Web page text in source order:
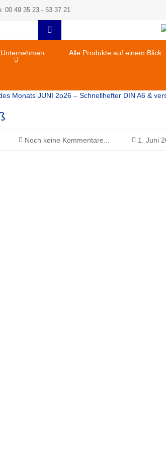
00 49 35 23 - 53 37 21
Alle Produkte auf einem Blick
Monats JUNI 2o26 – Schnellhefter DIN A6 &
Noch keine Kommentare...
1. Juni